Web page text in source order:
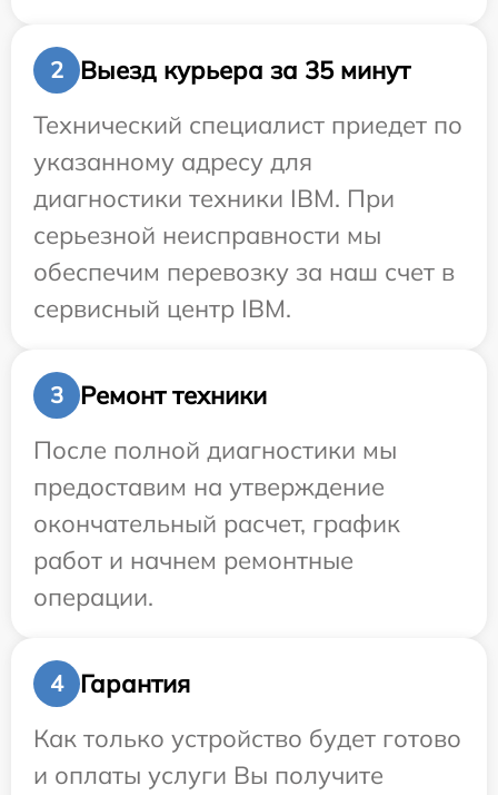
2
Выезд курьера за 35 минут
Технический специалист приедет по
указанному адресу для
диагностики техники IBM. При
серьезной неисправности мы
обеспечим перевозку за наш счет в
сервисный центр IBM.
3
Ремонт техники
После полной диагностики мы
предоставим на утверждение
окончательный расчет, график
работ и начнем ремонтные
операции.
4
Гарантия
Как только устройство будет готово
и оплаты услуги Вы получите